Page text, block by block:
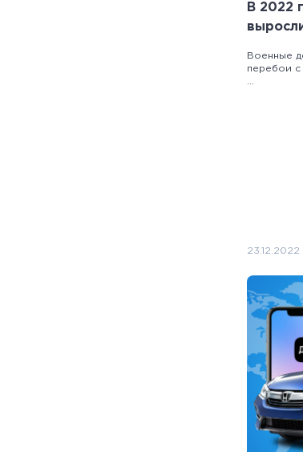
В 2022
Военные
перебои с
23.12.2022